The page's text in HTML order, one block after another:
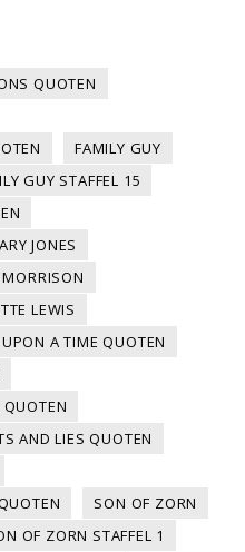
QUOTEN
FAMILY GUY
GUY STAFFEL 15
JONES
MORRISON
LEWIS
A TIME QUOTEN
AND LIES QUOTEN
SON OF ZORN
OF ZORN STAFFEL 1